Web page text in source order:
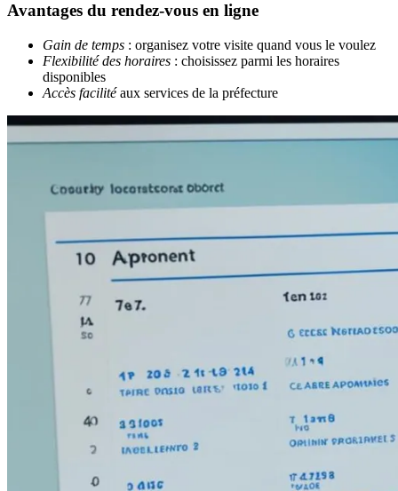
Avantages du rendez-vous en ligne
Gain de temps : organisez votre visite quand vous le voulez
Flexibilité des horaires : choisissez parmi les horaires
disponibles
Accès facilitéaux services de la préfecture